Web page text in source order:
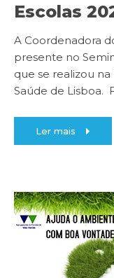
Escolas
A Coordenadora
presente no
que se realizou
Saúde de Lisboa.
Ler mais